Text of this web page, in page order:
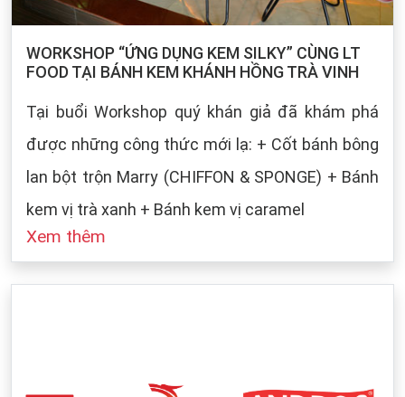
WORKSHOP “ỨNG DỤNG KEM SILKY” CÙNG LT
FOOD TẠI BÁNH KEM KHÁNH HỒNG TRÀ VINH
Tại buổi Workshop quý khán giả đã khám phá
được những công thức mới lạ: + Cốt bánh bông
lan bột trộn Marry (CHIFFON & SPONGE) + Bánh
kem vị trà xanh + Bánh kem vị caramel
Xem thêm